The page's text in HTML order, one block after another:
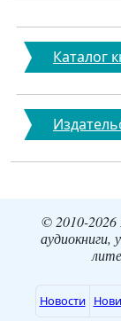
Каталог
© 2010-
аудиокниги,
Новости